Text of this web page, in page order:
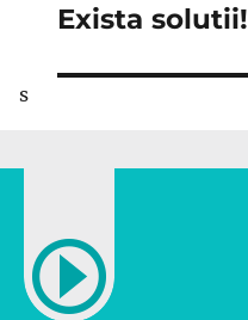
următor:
Exista solutii!
s